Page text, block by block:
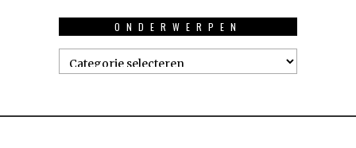
ONDERWERPEN
Onderwerpen